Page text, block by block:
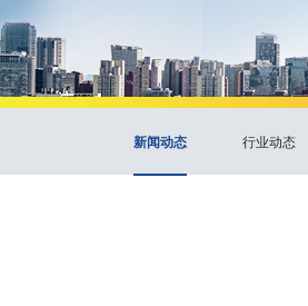
新闻动态 行业动态